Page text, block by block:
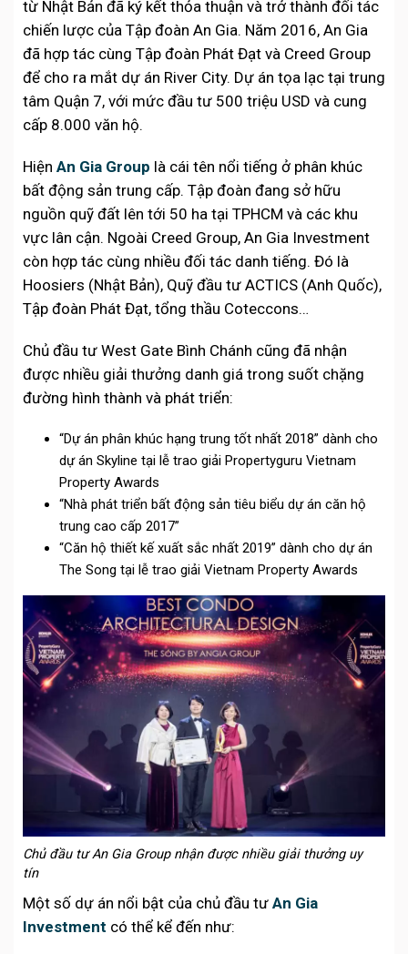
từ Nhật Bản đã ký kết thỏa thuận và trở thành đối tác
chiến lược của Tập đoàn An Gia. Năm 2016, An Gia
đã hợp tác cùng Tập đoàn Phát Đạt và Creed Group
để cho ra mắt dự án River City. Dự án tọa lạc tại trung
tâm Quận 7, với mức đầu tư 500 triệu USD và cung
cấp 8.000 văn hộ.
Hiện An Gia Group là cái tên nổi tiếng ở phân khúc
bất động sản trung cấp. Tập đoàn đang sở hữu
nguồn quỹ đất lên tới 50 ha tại TPHCM và các khu
vực lân cận. Ngoài Creed Group, An Gia Investment
còn hợp tác cùng nhiều đối tác danh tiếng. Đó là
Hoosiers (Nhật Bản), Quỹ đầu tư ACTICS (Anh Quốc),
Tập đoàn Phát Đạt, tổng thầu Coteccons…
Chủ đầu tư West Gate Bình Chánh cũng đã nhận
được nhiều giải thưởng danh giá trong suốt chặng
đường hình thành và phát triển:
“Dự án phân khúc hạng trung tốt nhất 2018” dành cho
dự án Skyline tại lễ trao giải Propertyguru Vietnam
Property Awards
“Nhà phát triển bất động sản tiêu biểu dự án căn hộ
trung cao cấp 2017”
“Căn hộ thiết kế xuất sắc nhất 2019” dành cho dự án
The Song tại lễ trao giải Vietnam Property Awards
Chủ đầu tư An Gia Group nhận được nhiều giải thưởng uy
tín
Một số dự án nổi bật của chủ đầu tư An Gia
Investment có thể kể đến như: